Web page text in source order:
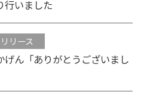
行いました
リース
げん「ありがとうございまし